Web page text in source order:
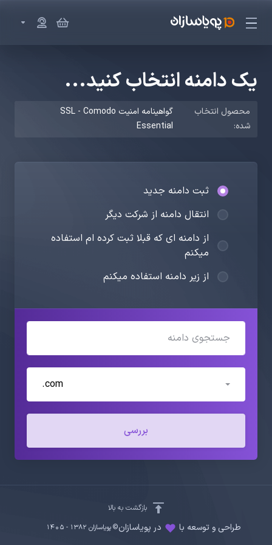
یک دامنه انتخاب کنید...
محصول انتخاب
شده:
گواهینامه امنیت SSL - Comodo
Essential
ثبت دامنه جدید
انتقال دامنه از شرکت دیگر
از دامنه ای که قبلا ثبت کرده ام استفاده
میکنم
از زیر دامنه استفاده میکنم
.com
بررسی
© پویاسازان 1382 - ۱۴۰۵ طراحی و توسعه با در پویاسازان
بازگشت به بالا